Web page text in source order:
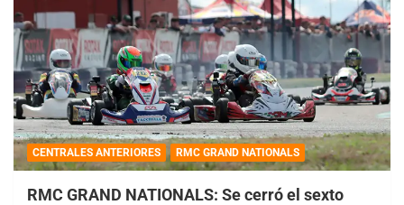
CENTRALES ANTERIORES RMC GRAND NATIONALS
RMC GRAND NATIONALS: Se cerró el sexto